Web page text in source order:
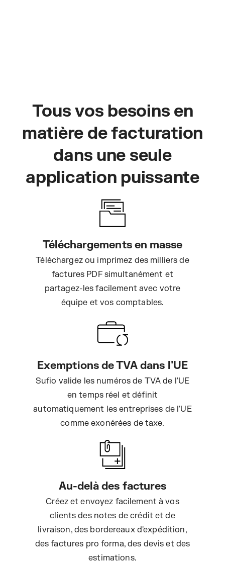
Tous vos besoins en
matière de facturation
dans une seule
application puissante
Téléchargements en masse
Téléchargez ou imprimez des milliers de
factures PDF simultanément et
partagez-les facilement avec votre
équipe et vos comptables.
Exemptions de TVA dans l'UE
Sufio valide les numéros de TVA de l'UE
en temps réel et définit
automatiquement les entreprises de l'UE
comme exonérées de taxe.
Au-delà des factures
Créez et envoyez facilement à vos
clients des notes de crédit et de
livraison, des bordereaux d'expédition,
des factures pro forma, des devis et des
estimations.